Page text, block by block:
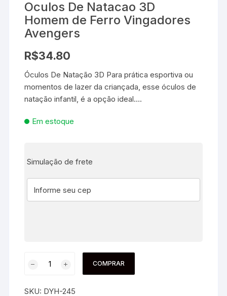
Oculos De Natacao 3D
Homem de Ferro Vingadores
Avengers
R$34.80
Óculos De Natação 3D Para prática esportiva ou
momentos de lazer da criançada, esse óculos de
natação infantil, é a opção ideal….
Em estoque
Simulação de frete
COMPRAR
SKU: DYH-245